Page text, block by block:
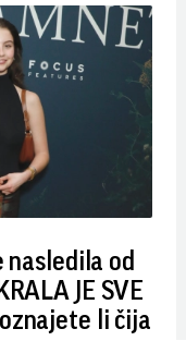
nasledila od
JE SVE
li čija